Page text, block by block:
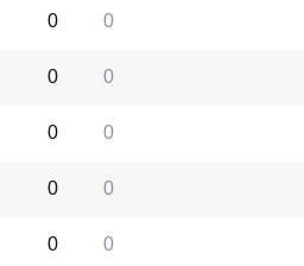
0
0
0
0
0
0
0
0
0
0